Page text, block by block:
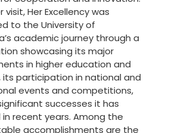
visit, Her Excellency was
to the University of
academic journey through a
showcasing its major
in higher education and
its participation in national and
events and competitions,
successes it has
recent years. Among the
accomplishments are the